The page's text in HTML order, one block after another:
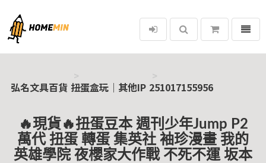
弘名文具百貨
選單
弘名文具百貨 扭蛋盒玩｜其他IP 251017155956
🔥現貨🔥扭蛋豆本 週刊少年Jump P2
萬代 扭蛋 轉蛋 集英社 袖珍漫畫 我的
英雄學院 夜櫻家大作戰 不死不運 坂本